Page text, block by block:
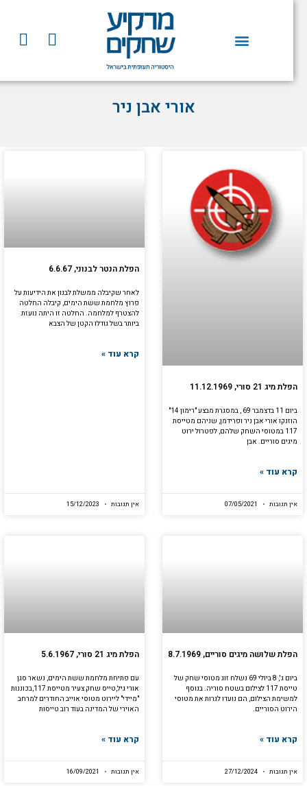
F
a
e
Y
o
t
אורי אבן ניר
הפלת מיג 21 סורי, 11.12.1969
ביום 11 בדצמבר 69 , במסגרת מבצע "רימון 14"
הוזנקו אורי אבן ניר ופרידמן, שניהם מטייסת
117 במטוסי השחק שלהם, לפטרול ירוט
מיגים סוריים. אבן
קרא עוד »
אין תגובות
הפלת הנטר לבנוני, 6.6.67
לאחר שקיבלה ממשלת לבנון את הידיעות על
פרוץ מלחמת ששת הימים, קיבלה החלטה
להצטרף למלחמה. החלטה זו היתה נועזת
ביותר בשל גודלו הקטן של הצבא
קרא עוד »
אין תגובות
הפלת שלושה מיגים סוריים, 8.7.1969
ביום ג', 8 ביולי 69 נשלח זוג מטוסי שחק של
טייסת 117 לצילום בשטח סוריה. בנוסף
למשימת הצילום, הם נועדו לגרות את מטוסי
הירוט הסוריים.
קרא עוד »
אין תגובות
הפלת מיג 21 סורי, 5.6.1967
עם פתיחת מלחמת ששת הימים, נשאר סגן
אורי גיל,טייס שחק צעיר מטייסת 117,בכוננות
"מיידי" ליירוט מטוסי אוייב החודרים למרחב
האוירי של המדינה בעוד רוב טייסות
קרא עוד »
אין תגובות